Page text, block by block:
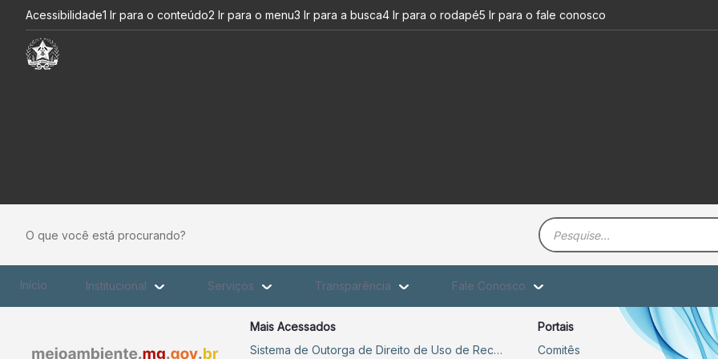
Pular para o Conteúdo principal
Ética Pública - Igam
Acessibilidade1 Ir para o conteúdo2 Ir para o menu3 Ir para a busca4 Ir para o rodapé5 Ir para o fale conosco
O que você está procurando?
Barra de busca
Início Institucional Serviços Transparência Fale Conosco
Mais Acessados
Sistema de Outorga de Direito de Uso de Recursos Hídricos – SOUT
Portais
Comitês